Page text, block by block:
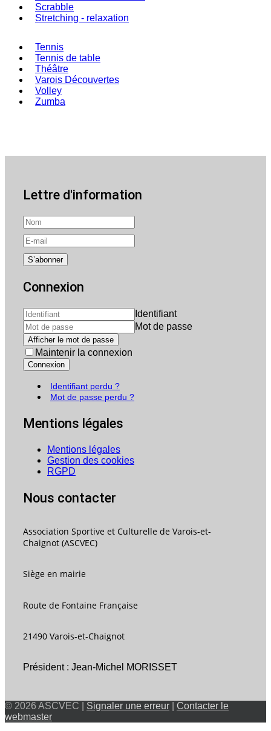
Scrabble
Stretching - relaxation
Tennis
Tennis de table
Théâtre
Varois Découvertes
Volley
Zumba
Lettre d'information
Connexion
Identifiant
Mot de passe
Afficher le mot de passe
Maintenir la connexion
Connexion
Identifiant perdu ?
Mot de passe perdu ?
Mentions légales
Mentions légales
Gestion des cookies
RGPD
Nous contacter
Association Sportive et Culturelle de Varois-et-
Chaignot (ASCVEC)
Siège en mairie
Route de Fontaine Française
21490 Varois-et-Chaignot
Président : Jean-Michel MORISSET
© 2026 ASCVEC | Signaler une erreur
Contacter le
webmaster